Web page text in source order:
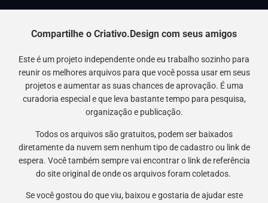
Compartilhe o Criativo.Design com seus amigos
Este é um projeto independente onde eu trabalho sozinho para
reunir os melhores arquivos para que você possa usar em seus
projetos e aumentar as suas chances de aprovação. É uma
curadoria especial e que leva bastante tempo para pesquisa,
organização e publicação.
Todos os arquivos são gratuitos, podem ser baixados
diretamente da nuvem sem nenhum tipo de cadastro ou link de
espera. Você também sempre vai encontrar o link de referência
do site original de onde os arquivos foram coletados.
Se você gostou do que viu, baixou e gostaria de ajudar este